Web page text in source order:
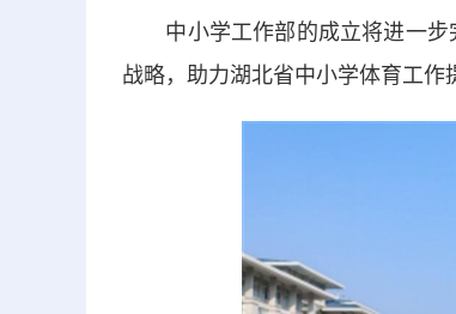
中小学工作部的成立将进一步完
战略，助力湖北省中小学体育工作